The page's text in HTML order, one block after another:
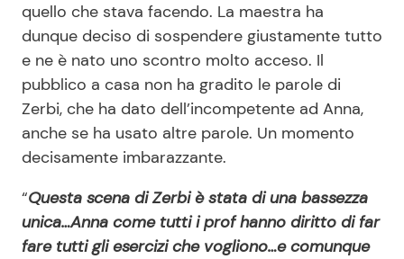
quello che stava facendo. La maestra ha
dunque deciso di sospendere giustamente tutto
e ne è nato uno scontro molto acceso. Il
pubblico a casa non ha gradito le parole di
Zerbi, che ha dato dell’incompetente ad Anna,
anche se ha usato altre parole. Un momento
decisamente imbarazzante.
“Questa scena di Zerbi è stata di una bassezza
unica…Anna come tutti i prof hanno diritto di far
fare tutti gli esercizi che vogliono…e comunque